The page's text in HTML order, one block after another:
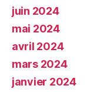
juin 2024
mai 2024
avril 2024
mars 2024
janvier 2024